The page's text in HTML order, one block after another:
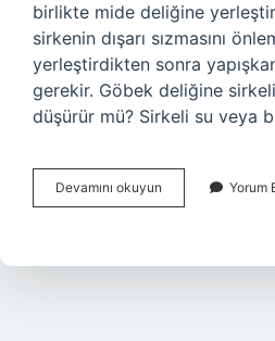
birlikte mide deliğine
sirkenin dışarı sızmasını
yerleştirdikten sonra
gerekir. Göbek deliğine
düşürür mü? Sirkeli su veya
Devamını okuyun
Deliğine
Koymak
Yorum